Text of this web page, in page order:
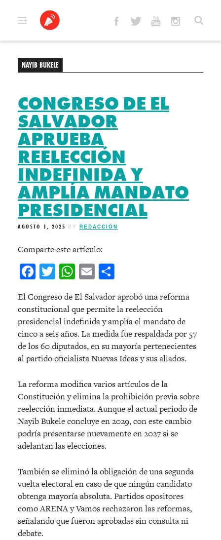
NAYIB BUKELE
CONGRESO DE EL
SALVADOR
APRUEBA
REELECCIÓN
INDEFINIDA Y
AMPLÍA MANDATO
PRESIDENCIAL
AGOSTO 1, 2025 BY REDACCIÓN
Comparte este artículo:
Facebook
Twitter
WhatsApp
Email
El Congreso de El Salvador aprobó una reforma
constitucional que permite la reelección
presidencial indefinida y amplía el mandato de
cinco a seis años. La medida fue respaldada por 57
de los 60 diputados, en su mayoría pertenecientes
al partido oficialista Nuevas Ideas y sus aliados.
La reforma modifica varios artículos de la
Constitución y elimina la prohibición previa sobre
reelección inmediata. Aunque el actual periodo de
Nayib Bukele concluye en 2029, con este cambio
podría presentarse nuevamente en 2027 si se
adelantan las elecciones.
También se eliminó la obligación de una segunda
vuelta electoral en caso de que ningún candidato
obtenga mayoría absoluta. Partidos opositores
como ARENA y Vamos rechazaron las reformas,
señalando que fueron aprobadas sin consulta ni
debate.